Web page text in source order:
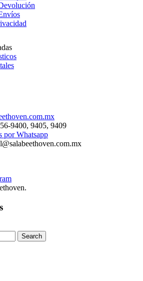
9400, 9405, 9409
por Whatsapp
Search